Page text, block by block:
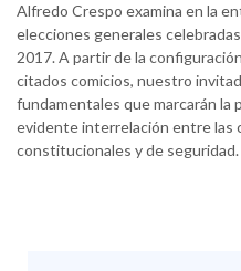
Alfredo Crespo examina en la
elecciones generales
2017. A partir de la
citados comicios, nuestro
fundamentales que marcarán la
evidente interrelación entre las
constitucionales y de seguridad.